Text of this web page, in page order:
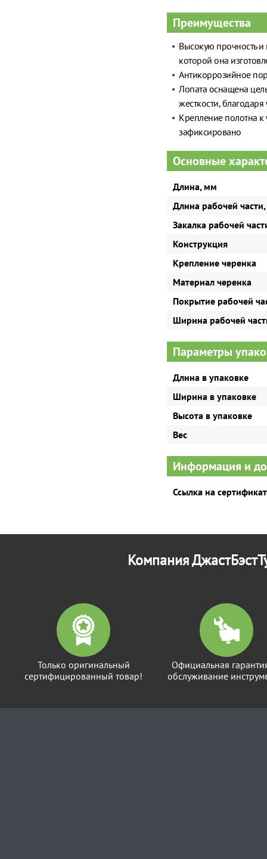
Преимущества
Высокую прочность и
которой она
Антикоррозийное
Лопата оснащена
жесткости,
Крепление полотна к
зафиксировано
Основные
Длина, мм
Длина рабочей
Закалка рабочей
Конструкция
Крепление черенка
Материал черенка
Покрытие рабочей
Ширина рабочей
Параметры
Длина в упаковке
Ширина в упаковке
Высота в упаковке
Вес
Информация и
Ссылка на сертификат
Компания
Только оригинальный
сертифицированный товар!
Официальная
обслуживание